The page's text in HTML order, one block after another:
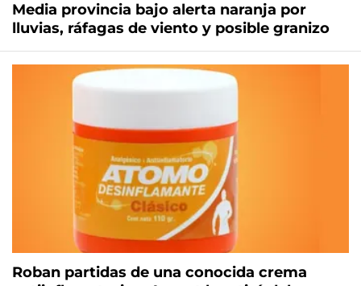
Media provincia bajo alerta naranja por
lluvias, ráfagas de viento y posible granizo
Roban partidas de una conocida crema